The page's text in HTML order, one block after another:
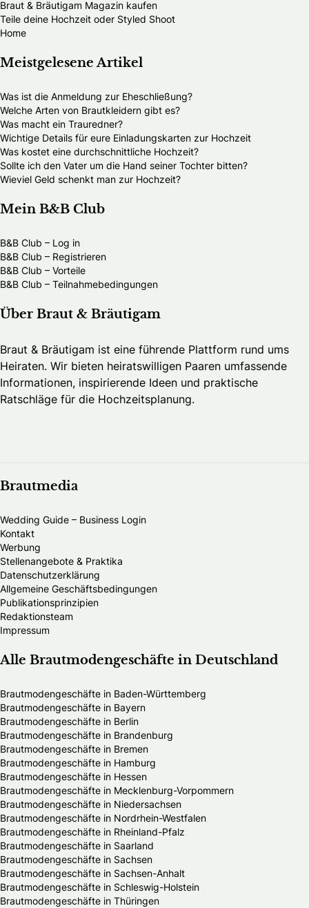
Braut & Bräutigam Magazin kaufen
Teile deine Hochzeit oder Styled Shoot
Home
Meistgelesene Artikel
Was ist die Anmeldung zur Eheschließung?
Welche Arten von Brautkleidern gibt es?
Was macht ein Trauredner?
Wichtige Details für eure Einladungskarten zur Hochzeit
Was kostet eine durchschnittliche Hochzeit?
Sollte ich den Vater um die Hand seiner Tochter bitten?
Wieviel Geld schenkt man zur Hochzeit?
Mein B&B Club
B&B Club – Log in
B&B Club – Registrieren
B&B Club – Vorteile
B&B Club – Teilnahmebedingungen
Über Braut & Bräutigam
Braut & Bräutigam ist eine führende Plattform rund ums
Heiraten. Wir bieten heiratswilligen Paaren umfassende
Informationen, inspirierende Ideen und praktische
Ratschläge für die Hochzeitsplanung.
Brautmedia
Wedding Guide – Business Login
Kontakt
Werbung
Stellenangebote & Praktika
Datenschutzerklärung
Allgemeine Geschäftsbedingungen
Publikationsprinzipien
Redaktionsteam
Impressum
Alle Brautmodengeschäfte in Deutschland
Brautmodengeschäfte in Baden-Württemberg
Brautmodengeschäfte in Bayern
Brautmodengeschäfte in Berlin
Brautmodengeschäfte in Brandenburg
Brautmodengeschäfte in Bremen
Brautmodengeschäfte in Hamburg
Brautmodengeschäfte in Hessen
Brautmodengeschäfte in Mecklenburg-Vorpommern
Brautmodengeschäfte in Niedersachsen
Brautmodengeschäfte in Nordrhein-Westfalen
Brautmodengeschäfte in Rheinland-Pfalz
Brautmodengeschäfte in Saarland
Brautmodengeschäfte in Sachsen
Brautmodengeschäfte in Sachsen-Anhalt
Brautmodengeschäfte in Schleswig-Holstein
Brautmodengeschäfte in Thüringen